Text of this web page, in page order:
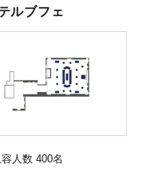
ルブフェ
人数 400名